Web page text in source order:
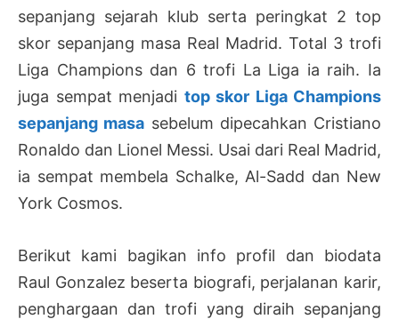
sepanjang sejarah klub serta peringkat 2 top
skor sepanjang masa Real Madrid. Total 3 trofi
Liga Champions dan 6 trofi La Liga ia raih. Ia
juga sempat menjadi top skor Liga Champions
sepanjang masa sebelum dipecahkan Cristiano
Ronaldo dan Lionel Messi. Usai dari Real Madrid,
ia sempat membela Schalke, Al-Sadd dan New
York Cosmos.
Berikut kami bagikan info profil dan biodata
Raul Gonzalez beserta biografi, perjalanan karir,
penghargaan dan trofi yang diraih sepanjang